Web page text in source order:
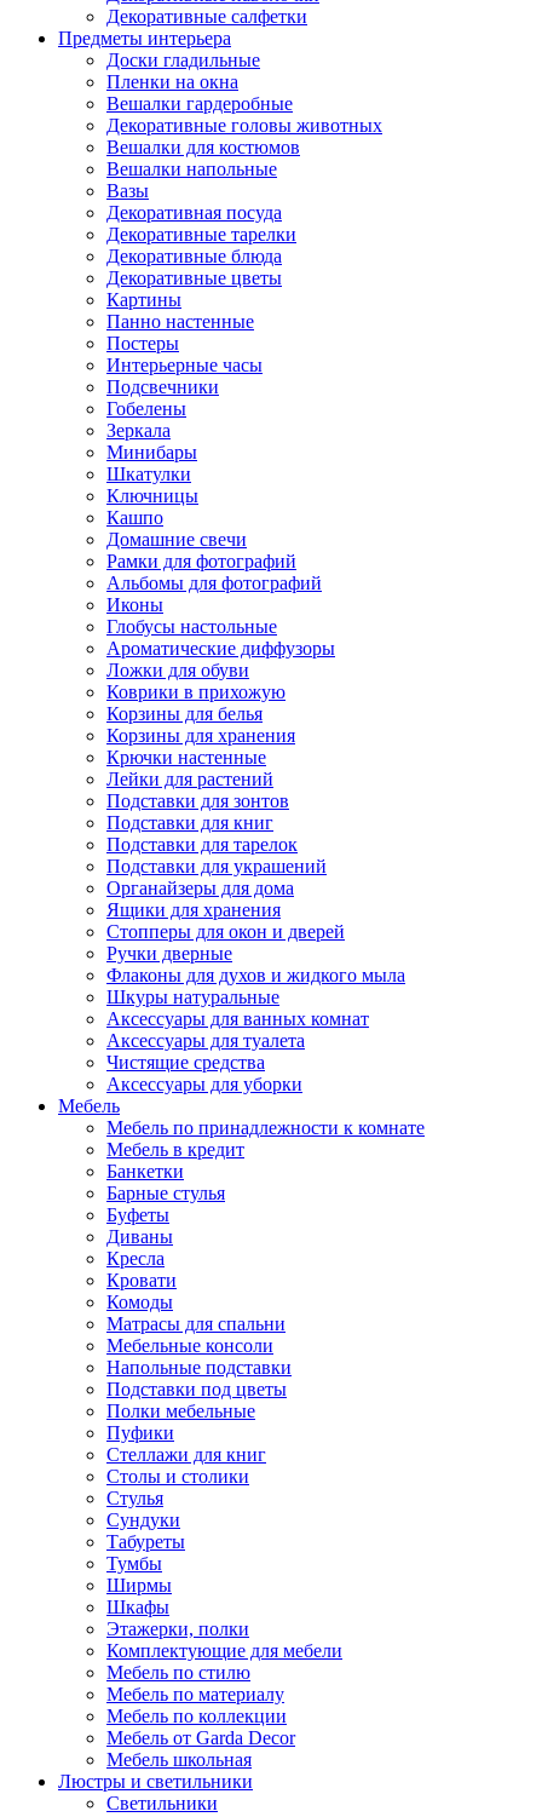
Декоративные салфетки
Предметы интерьера
Доски гладильные
Пленки на окна
Вешалки гардеробные
Декоративные головы животных
Вешалки для костюмов
Вешалки напольные
Вазы
Декоративная посуда
Декоративные тарелки
Декоративные блюда
Декоративные цветы
Картины
Панно настенные
Постеры
Интерьерные часы
Подсвечники
Гобелены
Зеркала
Минибары
Шкатулки
Ключницы
Кашпо
Домашние свечи
Рамки для фотографий
Альбомы для фотографий
Иконы
Глобусы настольные
Ароматические диффузоры
Ложки для обуви
Коврики в прихожую
Корзины для белья
Корзины для хранения
Крючки настенные
Лейки для растений
Подставки для зонтов
Подставки для книг
Подставки для тарелок
Подставки для украшений
Органайзеры для дома
Ящики для хранения
Стопперы для окон и дверей
Ручки дверные
Флаконы для духов и жидкого мыла
Шкуры натуральные
Аксессуары для ванных комнат
Аксессуары для туалета
Чистящие средства
Аксессуары для уборки
Мебель
Мебель по принадлежности к комнате
Мебель в кредит
Банкетки
Барные стулья
Буфеты
Диваны
Кресла
Кровати
Комоды
Матрасы для спальни
Мебельные консоли
Напольные подставки
Подставки под цветы
Полки мебельные
Пуфики
Стеллажи для книг
Столы и столики
Стулья
Сундуки
Табуреты
Тумбы
Ширмы
Шкафы
Этажерки, полки
Комплектующие для мебели
Мебель по стилю
Мебель по материалу
Мебель по коллекции
Мебель от Garda Decor
Мебель школьная
Люстры и светильники
Светильники